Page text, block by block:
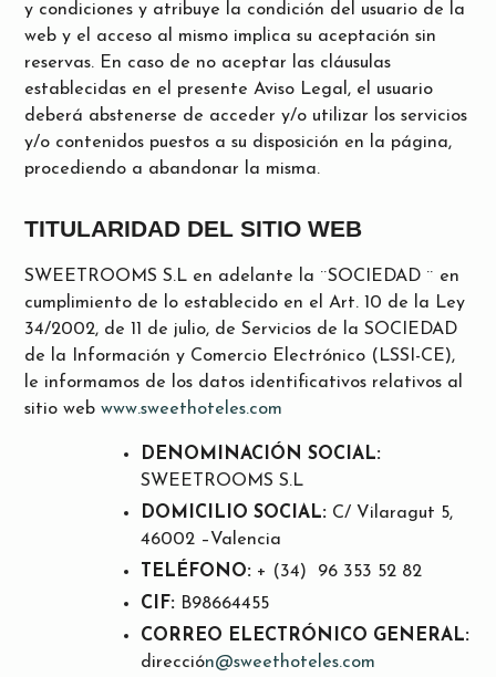
y condiciones y atribuye la condición del usuario de la
web y el acceso al mismo implica su aceptación sin
reservas. En caso de no aceptar las cláusulas
establecidas en el presente Aviso Legal, el usuario
deberá abstenerse de acceder y/o utilizar los servicios
y/o contenidos puestos a su disposición en la página,
procediendo a abandonar la misma.
TITULARIDAD DEL SITIO WEB
SWEETROOMS S.L en adelante la ¨SOCIEDAD ¨ en
cumplimiento de lo establecido en el Art. 10 de la Ley
34/2002, de 11 de julio, de Servicios de la SOCIEDAD
de la Información y Comercio Electrónico (LSSI-CE),
le informamos de los datos identificativos relativos al
sitio webwww.sweethoteles.com
DENOMINACIÓN SOCIAL:
SWEETROOMS S.L
DOMICILIO SOCIAL: C/ Vilaragut 5,
46002 –Valencia
TELÉFONO: + (34) 96 353 52 82
CIF: B98664455
CORREO ELECTRÓNICO GENERAL:
dirección@sweethoteles.com